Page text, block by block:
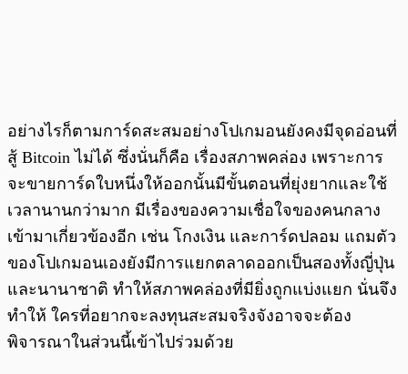
อย่างไรก็ตามการ์ดสะสมอย่างโปเกมอนยังคงมีจุดอ่อนที่
สู้ Bitcoin ไม่ได้ ซึ่งนั่นก็คือ เรื่องสภาพคล่อง เพราะการ
จะขายการ์ดใบหนึ่งให้ออกนั้นมีขั้นตอนที่ยุ่งยากและใช้
เวลานานกว่ามาก มีเรื่องของความเชื่อใจของคนกลาง
เข้ามาเกี่ยวข้องอีก เช่น โกงเงิน และการ์ดปลอม แถมตัว
ของโปเกมอนเองยังมีการแยกตลาดออกเป็นสองทั้งญี่ปุ่น
และนานาชาติ ทำให้สภาพคล่องที่มียิ่งถูกแบ่งแยก นั่นจึง
ทำให้ ใครที่อยากจะลงทุนสะสมจริงจังอาจจะต้อง
พิจารณาในส่วนนี้เข้าไปร่วมด้วย